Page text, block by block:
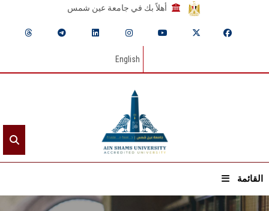
أهلاً بك في جامعة عين شمس
English
القائمة